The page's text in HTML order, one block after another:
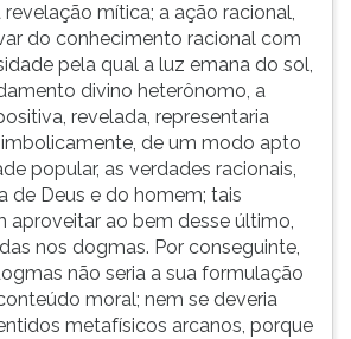
mítica; a ação racional,
do conhecimento racional com
pela qual a luz emana do sol,
divino heterônomo, a
revelada, representaria
de um modo apto
popular, as verdades racionais,
de Deus e do homem; tais
aproveitar ao bem desse último,
nos dogmas. Por conseguinte,
não seria a sua formulação
moral; nem se deveria
metafísicos arcanos, porque